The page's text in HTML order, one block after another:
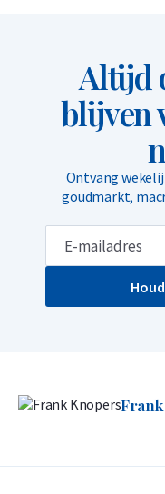
Altijd
blijven
Ontvang
goudmarkt,